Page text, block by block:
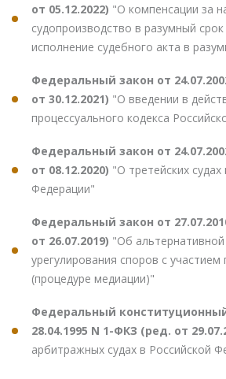
от 05.12.2022) "О компенсации за
судопроизводство в разумный
исполнение судебного акта в
Федеральный закон от
от 30.12.2021) "О введении в
процессуального кодекса
Федеральный закон от
от 08.12.2020) "О третейских судах
Федерации"
Федеральный закон от
от 26.07.2019) "Об
урегулирования споров с участием
(процедуре медиации)"
Федеральный
28.04.1995 N 1-ФКЗ (ред. от
арбитражных судах в Российской